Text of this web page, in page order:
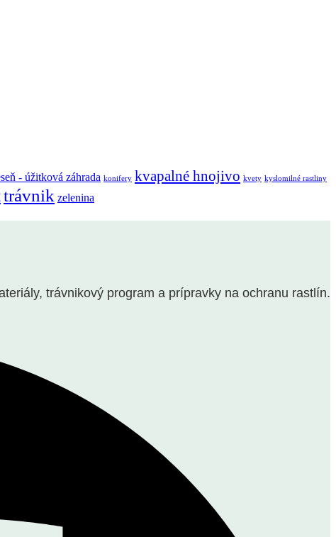
- úžitková záhrada konifery kvapalné hnojivo kvety kyslomilné rastliny
trávnik zelenina
trávnikový program a prípravky na ochranu rastlín.